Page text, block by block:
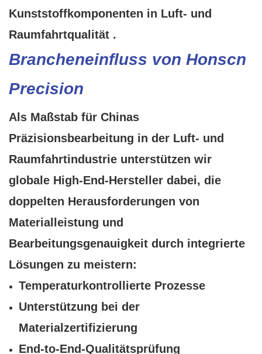
Kunststoffkomponenten in Luft- und
Raumfahrtqualität .
Brancheneinfluss von Honscn
Precision
Als Maßstab für Chinas
Präzisionsbearbeitung in der Luft- und
Raumfahrtindustrie unterstützen wir
globale High-End-Hersteller dabei, die
doppelten Herausforderungen von
Materialleistung und
Bearbeitungsgenauigkeit durch integrierte
Lösungen zu meistern:
Temperaturkontrollierte Prozesse
Unterstützung bei der
Materialzertifizierung
End-to-End-Qualitätsprüfung